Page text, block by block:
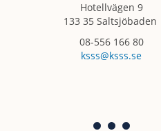
Hotellvägen 9
133 35 Saltsjöbaden
08-556 166 80
ksss@ksss.se